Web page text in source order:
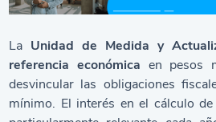
La Unidad de Medida y
referencia económica en pesos
desvincular las obligaciones
mínimo. El interés en el cálculo